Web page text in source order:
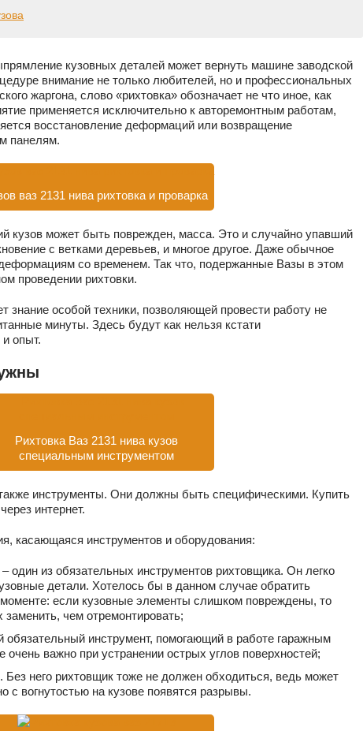
кузовных деталей может вернуть машине заводской
внимание не только любителей, но и профессиональных
жаргона, слово «рихтовка» обозначает не что иное, как
применяется исключительно к авторемонтным работам,
восстановление деформаций или возвращение
панелям.
ваз 2131 нива рихтовка и проварка
кузов может быть поврежден, масса. Это и случайно упавший
с ветками деревьев, и многое другое. Даже обычное
со временем. Так что, подержанные Вазы в этом
проведении рихтовки.
знание особой техники, позволяющей провести работу не
минуты. Здесь будут как нельзя кстати
опыт.
Рихтовка Ваз 2131 нива кузов
специальным инструментом
инструменты. Они должны быть специфическими. Купить
интернет.
касающаяся инструментов и оборудования:
один из обязательных инструментов рихтовщика. Он легко
детали. Хотелось бы в данном случае обратить
если кузовные элементы слишком повреждены, то
чем отремонтировать;
инструмент, помогающий в работе гаражным
очень важно при устранении острых углов поверхностей;
Без него рихтовщик тоже не должен обходиться, ведь может
с вогнутостью на кузове появятся разрывы.